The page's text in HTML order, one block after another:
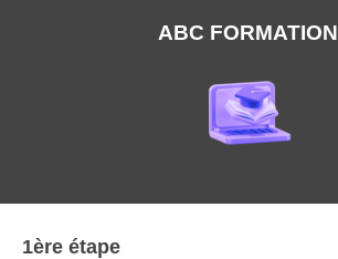
ABC FORMATION
1ère étape